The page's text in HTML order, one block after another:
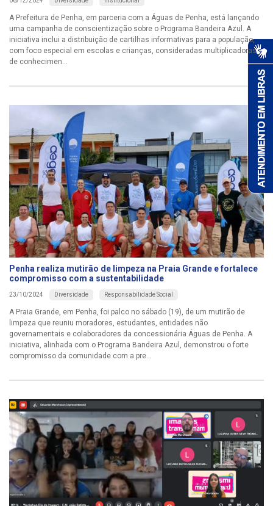
A Prefeitura de Penha, em parceria com a Águas de Penha, está lançando
uma campanha de conscientização sobre o Programa Bandeira Azul. A
iniciativa inclui a distribuição de cartilhas informativas para a população,
com foco especial em escolas e crianças, consideradas multiplicadoras
de conhecimen...
Penha realiza mutirão de limpeza na Praia Grande e fortalece
compromisso com a sustentabilidade
23/10/2024 Diversidade Responsabilidade Social
A Praia Grande, em Penha, foi palco no sábado (19), de um mutirão de
limpeza que reuniu moradores, estudantes, entidades não
governamentais e colaboradores da concessionária Águas de Penha. A
iniciativa, alinhada com o Programa Bandeira Azul, demonstrou o forte
compromisso da comunidade com a pre...